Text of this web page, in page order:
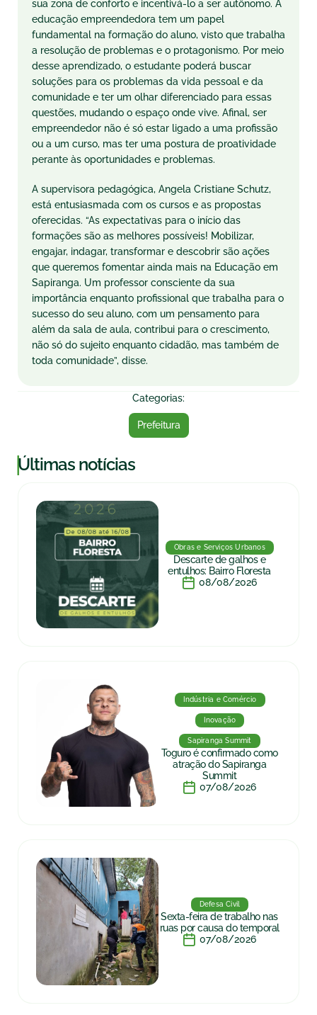
sua zona de conforto e incentivá-lo a ser autônomo. A
educação empreendedora tem um papel
fundamental na formação do aluno, visto que trabalha
a resolução de problemas e o protagonismo. Por meio
desse aprendizado, o estudante poderá buscar
soluções para os problemas da vida pessoal e da
comunidade e ter um olhar diferenciado para essas
questões, mudando o espaço onde vive. Afinal, ser
empreendedor não é só estar ligado a uma profissão
ou a um curso, mas ter uma postura de proatividade
perante às oportunidades e problemas.
A supervisora pedagógica, Angela Cristiane Schutz,
está entusiasmada com os cursos e as propostas
oferecidas. “As expectativas para o início das
formações são as melhores possíveis! Mobilizar,
engajar, indagar, transformar e descobrir são ações
que queremos fomentar ainda mais na Educação em
Sapiranga. Um professor consciente da sua
importância enquanto profissional que trabalha para o
sucesso do seu aluno, com um pensamento para
além da sala de aula, contribui para o crescimento,
não só do sujeito enquanto cidadão, mas também de
toda comunidade”, disse.
Categorias:
Prefeitura
|Últimas notícias
Obras e Serviços Urbanos
Descarte de galhos e
entulhos: Bairro Floresta
08/08/2026
Indústria e Comércio
Inovação
Sapiranga Summit
Toguro é confirmado como
atração do Sapiranga
Summit
07/08/2026
Defesa Civil
Sexta-feira de trabalho nas
ruas por causa do temporal
07/08/2026